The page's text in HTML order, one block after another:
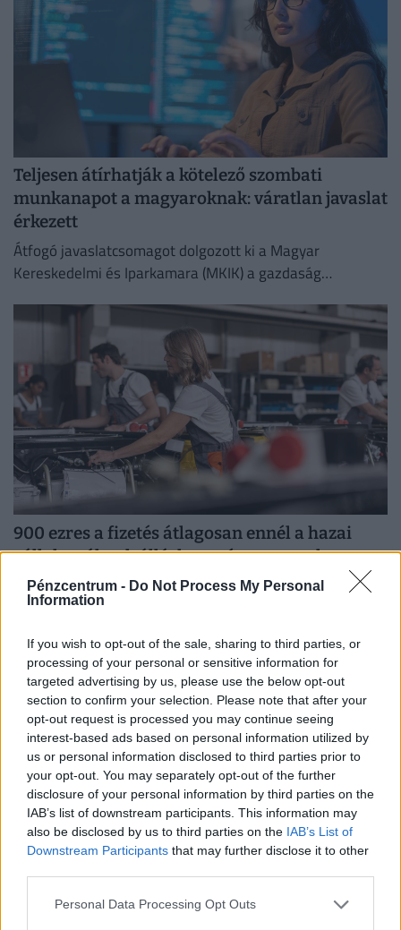
Pénzcentrum - Do Not Process My Personal
Information
If you wish to opt-out of the sale, sharing to third parties, or
processing of your personal or sensitive information for
targeted advertising by us, please use the below opt-out
section to confirm your selection. Please note that after your
opt-out request is processed you may continue seeing
interest-based ads based on personal information utilized by
us or personal information disclosed to third parties prior to
your opt-out. You may separately opt-out of the further
disclosure of your personal information by third parties on the
IAB’s list of downstream participants. This information may
also be disclosed by us to third parties on the IAB’s List of
Downstream Participants that may further disclose it to other
Personal Data Processing Opt Outs
Teljesen átírhatják a kötelező szombati
munkanapot a magyaroknak: váratlan javaslat
érkezett
Átfogó javaslatcsomagot dolgozott ki a Magyar
Kereskedelmi és Iparkamara (MKIK) a gazdaság
kezelése érdekében.
900 ezres a fizetés átlagosan ennél a hazai
vállalatnál: sok álláshoz még tapasztalat sem
kell
Heti összefoglaló a Pénzcentrum legolvasottabb
olvasókat.
számítasz Magyarországon: tágul az olló